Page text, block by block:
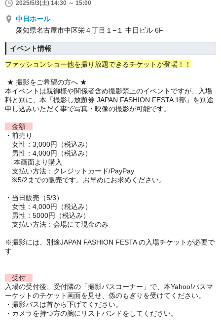
2025/5/3(土) 14:30 ～ 15:00
中日ホール
愛知県名古屋市中区栄４丁目１−１ 中日ビル 6F
イベント情報
ファッションショー他を撮り放題できるチケットが登場！！
★ 撮影をご希望の方へ ︎★
本イベントは親御様や関係者含め撮影禁止のイベントですが、入場
料と別に、本「撮影し放題券 JAPAN FASHION FESTA 1部」を別途
申し込みいただく事で写真・映像の撮影が可能です。
金額
・前売り
女性：3,000円（税込み）
男性：4,000円（税込み）
本画面より購入
支払い方法：クレジットカード/PayPay
※5/2までの販売です。お早めにお求めください。
・当日販売（5/3）
女性：4,000円（税込み）
男性：5000円（税込み）
支払い方法：会場にて現金のみ
※撮影には、別途JAPAN FASHION FESTA の入場チケットが必要で
す
受付
入場の受付後、受付隣の「撮影パスコーナー」で、本Yahoo!パスマ
ーケットのチケット画面を見せ、係のもぎりを受けてください。
・撮影パスは首から下げてください。
・カメラを持つ方の腕にリストバンドをしてください。